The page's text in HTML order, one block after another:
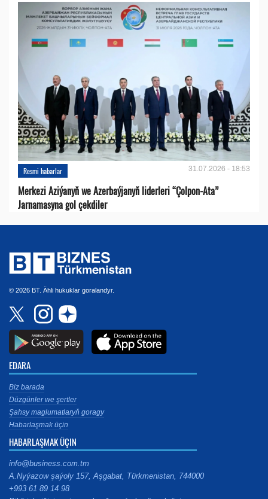
Resmi habarlar 31.07.2026 - 18:53
Merkezi Aziýanyň we Azerbaýjanyň liderleri “Çolpon-Ata”
Jarnamasyna gol çekdiler
© 2026 BT. Ähli hukuklar goralandyr.
EDARA
Biz barada
Düzgünler we şertler
Şahsy maglumatlaryň goragy
Habarlaşmak üçin
HABARLAŞMAK ÜÇIN
info@business.com.tm
A.Nyýazow şaýoly 157, Aşgabat, Türkmenistan, 744000
+993 61 89 14 98